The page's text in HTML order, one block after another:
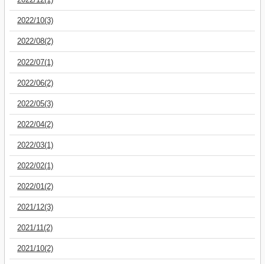
2022/10(3)
2022/08(2)
2022/07(1)
2022/06(2)
2022/05(3)
2022/04(2)
2022/03(1)
2022/02(1)
2022/01(2)
2021/12(3)
2021/11(2)
2021/10(2)